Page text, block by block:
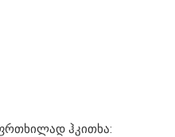
ჰკითხა: